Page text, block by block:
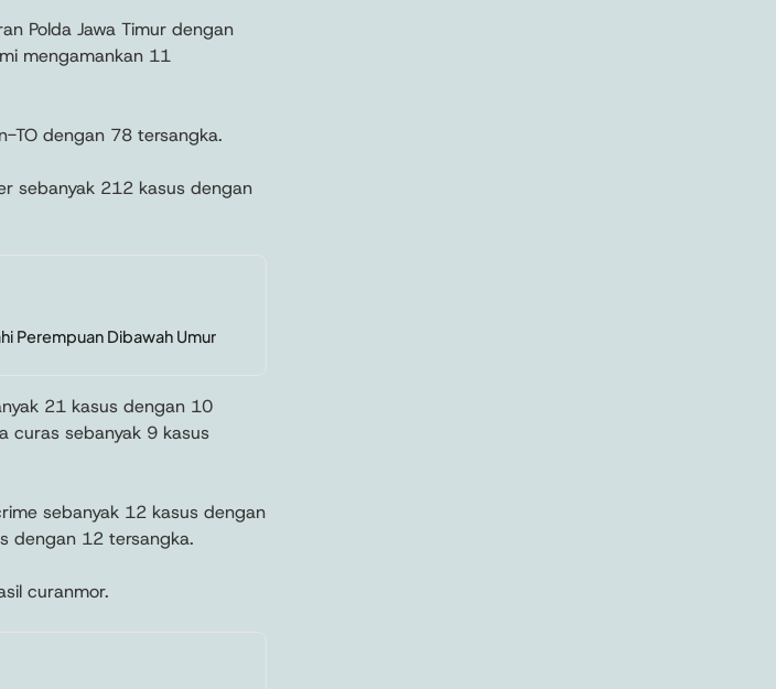
Polda Jawa Timur dengan
mengamankan 11
TO dengan 78 tersangka.
sebanyak 212 kasus dengan
Perempuan Dibawah Umur
21 kasus dengan 10
curas sebanyak 9 kasus
sebanyak 12 kasus dengan
dengan 12 tersangka.
curanmor.